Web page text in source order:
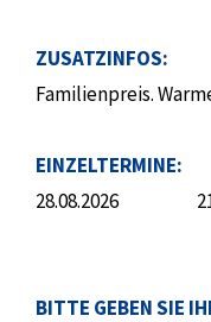
ZUSATZINFOS:
Familienpreis.
EINZELTERMINE:
28.08.2026
BITTE GEBEN SIE